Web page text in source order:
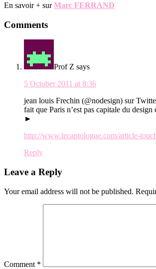
En savoir + surMarc FERRAND
Reader
Interactions
Comments
Prof Z says
5 October 2011 at 8:36
jean louis Frechin (@nodesign) sur
fait que Paris n’est pas capitale du
►
http://www.lecaptologue.com/article-
Reply
Leave a Reply
Your email address will not be published.
Comment *